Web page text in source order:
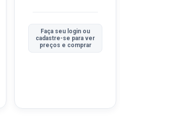
Faça seu login ou
cadastre-se para ver
preços e comprar